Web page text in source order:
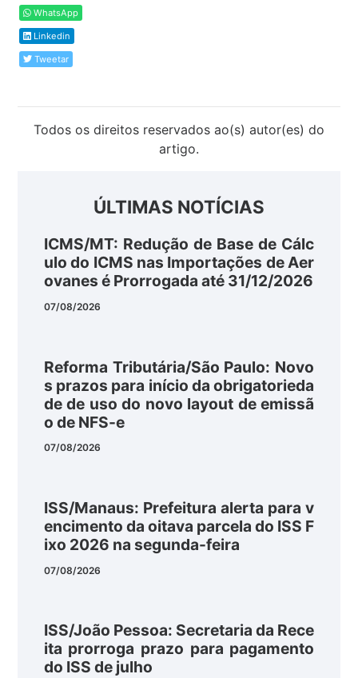
WhatsApp
Linkedin
Tweetar
Todos os direitos reservados ao(s) autor(es) do
artigo.
ÚLTIMAS NOTÍCIAS
ICMS/MT: Redução de Base de Cálc
ulo do ICMS nas Importações de Aer
ovanes é Prorrogada até 31/12/2026
07/08/2026
Reforma Tributária/São Paulo: Novo
s prazos para início da obrigatorieda
de de uso do novo layout de emissã
o de NFS-e
07/08/2026
ISS/Manaus: Prefeitura alerta para v
encimento da oitava parcela do ISS F
ixo 2026 na segunda-feira
07/08/2026
ISS/João Pessoa: Secretaria da Rece
ita prorroga prazo para pagamento
do ISS de julho